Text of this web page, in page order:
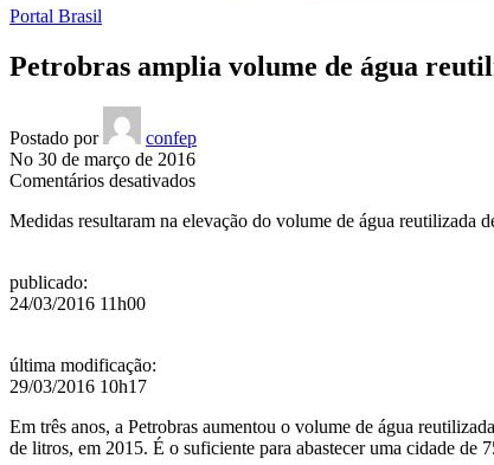
Portal Brasil
Petrobras amplia volume de água
Postado por
confep
No 30 de março de 2016
Comentários desativadosem
amplia
Medidas resultaram na elevação do volume de água reutilizada
publicado:
24/03/2016 11h00
última modificação:
29/03/2016 10h17
Em três anos, a Petrobras aumentou o volume de água
de litros, em 2015. É o suficiente para abastecer uma cidade